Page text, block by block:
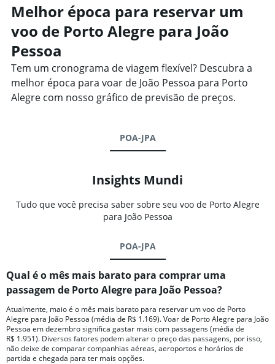
Melhor época para reservar um
voo de Porto Alegre para João
Pessoa
Tem um cronograma de viagem flexível? Descubra a
melhor época para voar de João Pessoa para Porto
Alegre com nosso gráfico de previsão de preços.
POA-JPA
Insights Mundi
Tudo que você precisa saber sobre seu voo de Porto Alegre
para João Pessoa
POA-JPA
Qual é o mês mais barato para comprar uma
passagem de Porto Alegre para João Pessoa?
Atualmente, maio é o mês mais barato para reservar um voo de Porto
Alegre para João Pessoa (média de R$ 1.169). Voar de Porto Alegre para João
Pessoa em dezembro significa gastar mais com passagens (média de
R$ 1.951). Diversos fatores podem alterar o preço das passagens, por isso,
não deixe de comparar companhias aéreas, aeroportos e horários de
partida e chegada para ter mais opções.